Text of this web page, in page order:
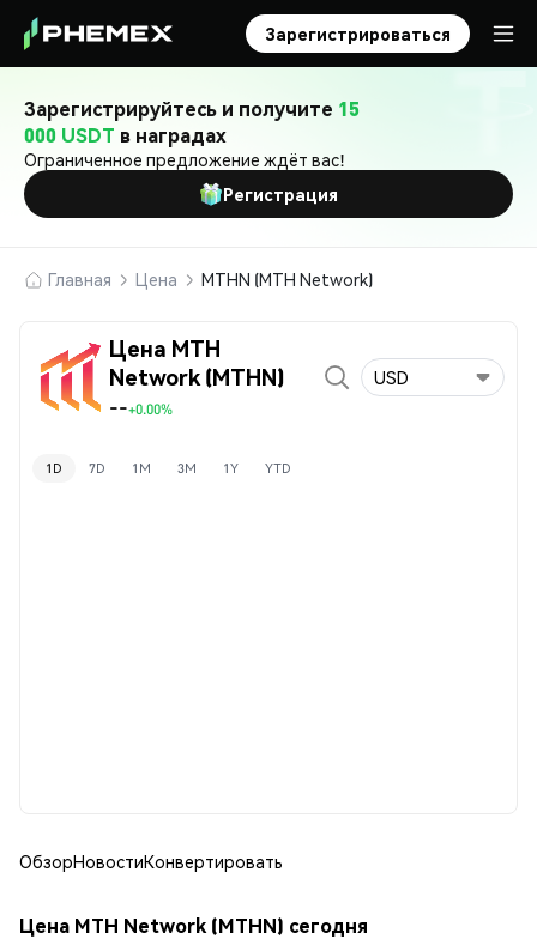
Зарегистрироваться
Зарегистрируйтесь и получите 15
000 USDT в наградах
Ограниченное предложение ждёт вас!
Регистрация
Главная Цена MTHN (MTH Network)
Цена MTH
Network (MTHN)
--+0.00%
USD
1D 7D 1M 3M 1Y YTD
ОбзорНовостиКонвертировать
Цена MTH Network (MTHN) сегодня